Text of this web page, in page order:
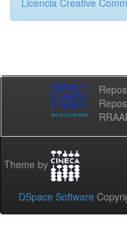
Licencia Creative
Theme by
DSpace Software